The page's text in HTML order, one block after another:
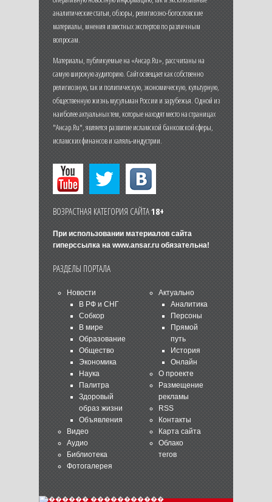
аналитические статьи, обзоры, религиозно-богословские
материалы, мнения известных экспертов по различным
вопросам.
Материалы, публикуемые на «Ансар.Ru», рассчитаны на
самую широкую аудиторию. Сайт освещает как собственно
религиозную, так и политическую, экономическую, культурную,
общественную жизнь мусульман России и зарубежья. Одной из
наиболее актуальных тем, которые находят место на страницах
"Ансар.Ru", является развитие исламской банковской сферы,
исламских финансов и халяль-индустрии.
ВОЗРАСТНАЯ КАТЕГОРИЯ САЙТА18+
При использовании материалов сайта
гиперссылка на www.ansar.ruобязательна!
РАЗДЕЛЫ ПОРТАЛА
Новости
В РФ и СНГ
Собкор
В мире
Образование
Общество
Экономика
Наука
Палитра
Здоровый
образ жизни
Объявления
Видео
Аудио
Библиотека
Фотогалерея
Актуально
Аналитика
Персоны
Прямой
путь
История
Онлайн
О проекте
Размещение
рекламы
RSS
Контакты
Карта сайта
Облако
тегов